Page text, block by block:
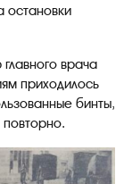
остановки
врача
приходилось
бинты,